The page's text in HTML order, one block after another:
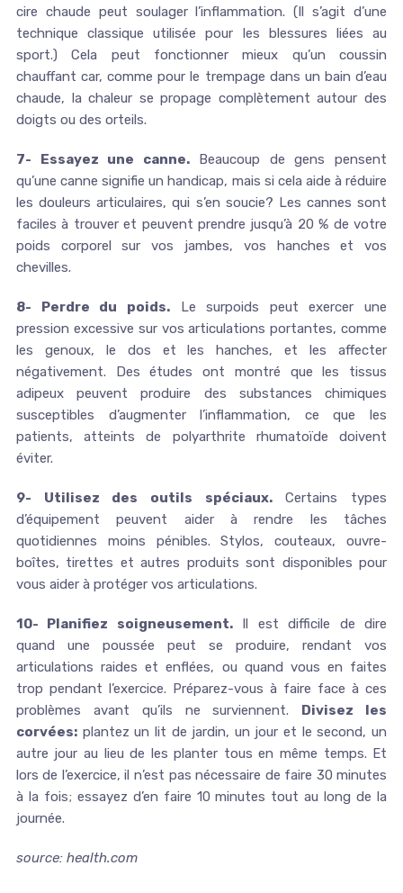
cire chaude peut soulager l’inflammation. (Il s’agit d’une
technique classique utilisée pour les blessures liées au
sport.) Cela peut fonctionner mieux qu’un coussin
chauffant car, comme pour le trempage dans un bain d’eau
chaude, la chaleur se propage complètement autour des
doigts ou des orteils.
7- Essayez une canne.Beaucoup de gens pensent
qu’une canne signifie un handicap, mais si cela aide à réduire
les douleurs articulaires, qui s’en soucie? Les cannes sont
faciles à trouver et peuvent prendre jusqu’à 20 % de votre
poids corporel sur vos jambes, vos hanches et vos
chevilles.
8- Perdre du poids.Le surpoids peut exercer une
pression excessive sur vos articulations portantes, comme
les genoux, le dos et les hanches, et les affecter
négativement. Des études ont montré que les tissus
adipeux peuvent produire des substances chimiques
susceptibles d’augmenter l’inflammation, ce que les
patients, atteints de polyarthrite rhumatoïde doivent
éviter.
9- Utilisez des outils spéciaux.Certains types
d’équipement peuvent aider à rendre les tâches
quotidiennes moins pénibles. Stylos, couteaux, ouvre-
boîtes, tirettes et autres produits sont disponibles pour
vous aider à protéger vos articulations.
10- Planifiez soigneusement.Il est difficile de dire
quand une poussée peut se produire, rendant vos
articulations raides et enflées, ou quand vous en faites
trop pendant l’exercice. Préparez-vous à faire face à ces
problèmes avant qu’ils ne surviennent.
Divisez les
corvées:plantez un lit de jardin, un jour et le second, un
autre jour au lieu de les planter tous en même temps. Et
lors de l’exercice, il n’est pas nécessaire de faire 30 minutes
à la fois; essayez d’en faire 10 minutes tout au long de la
journée.
source: health.com